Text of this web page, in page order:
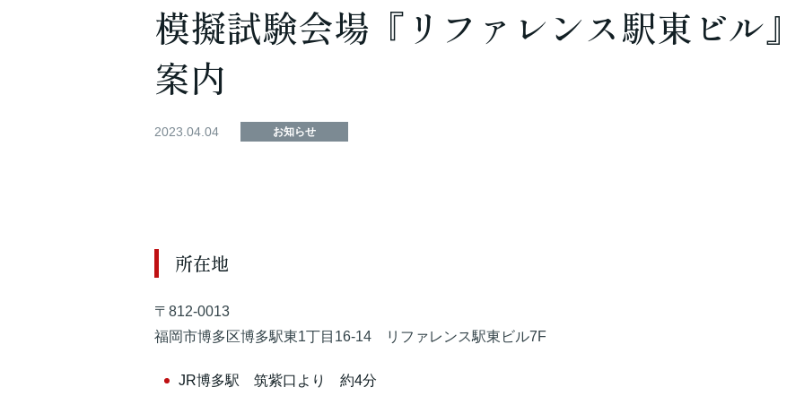
模擬試験会場『リファレンス駅東ビル
案内
2023.04.04 お知らせ
所在地
〒812-0013
福岡市博多区博多駅東1丁目16-14 リファレンス駅東ビル7F
JR博多駅 筑紫口より 約4分